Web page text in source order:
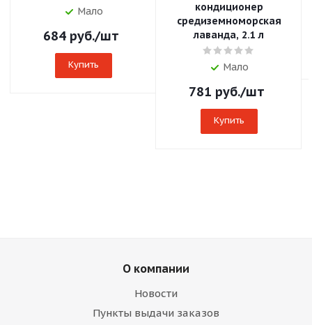
Мало
684руб./шт
Купить
кондиционер
средиземноморская
лаванда, 2.1 л
Мало
781 руб./шт
Купить
О компании
Новости
Пункты выдачи заказов